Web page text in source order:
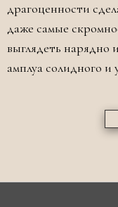
драгоценности
даже самые
выглядеть нарядно
амплуа солидного и